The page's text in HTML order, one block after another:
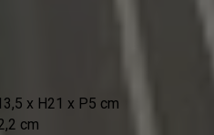
x H21 x P5 cm
cm